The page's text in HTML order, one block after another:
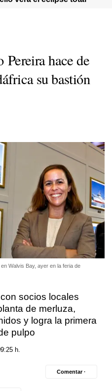
Pereira hace de
su bastión
Walvis Bay, ayer en la feria de
socios locales
de merluza,
y logra la primera
pulpo
h.
Comentar ·